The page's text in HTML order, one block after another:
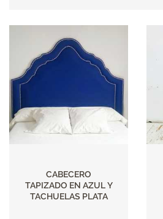
ILUMINACIÓN
CABECERO
TAPIZADO EN AZUL Y
TACHUELAS PLATA